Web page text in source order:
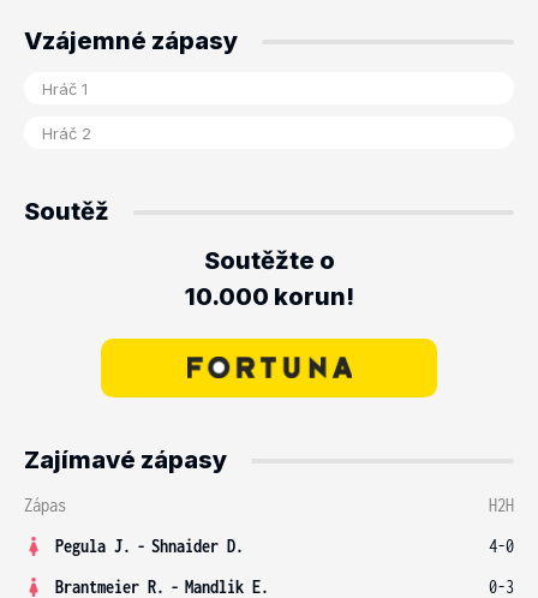
Vzájemné zápasy
Soutěž
Soutěžte o
10.000 korun!
Zajímavé zápasy
Zápas
H2H
Pegula J. - Shnaider D.
4-0
Brantmeier R. - Mandlik E.
0-3